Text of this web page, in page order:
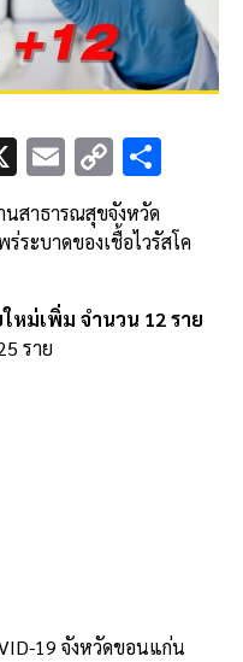
X E
m
ai
C
o
py
n
ar
นสาธารณสุขจังหวัด
ระบาดของเชื้อไวรัสโค
หม่เพิ่ม จำนวน 12 ราย
ราย
19 จังหวัดขอนแก่น